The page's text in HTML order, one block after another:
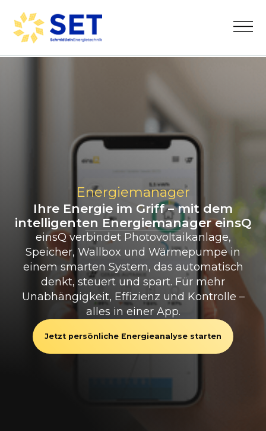
Energiemanager
Ihre Energie im Griff – mit dem
intelligenten Energiemanager einsQ
einsQ verbindet Photovoltaikanlage,
Speicher, Wallbox und Wärmepumpe in
einem smarten System, das automatisch
denkt, steuert und spart. Für mehr
Unabhängigkeit, Effizienz und Kontrolle –
alles in einer App.
Jetzt persönliche Energieanalyse starten